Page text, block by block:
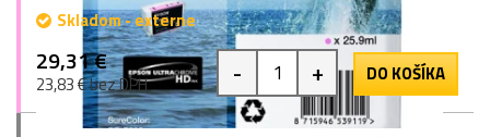
Skladom - externe
29,31 €
23,83 € bez DPH - + DO KOŠÍKA